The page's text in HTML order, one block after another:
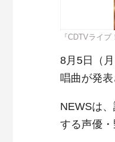
『CDTVライブ
8月5日（
唱曲が発表
NEWSは
する声優・